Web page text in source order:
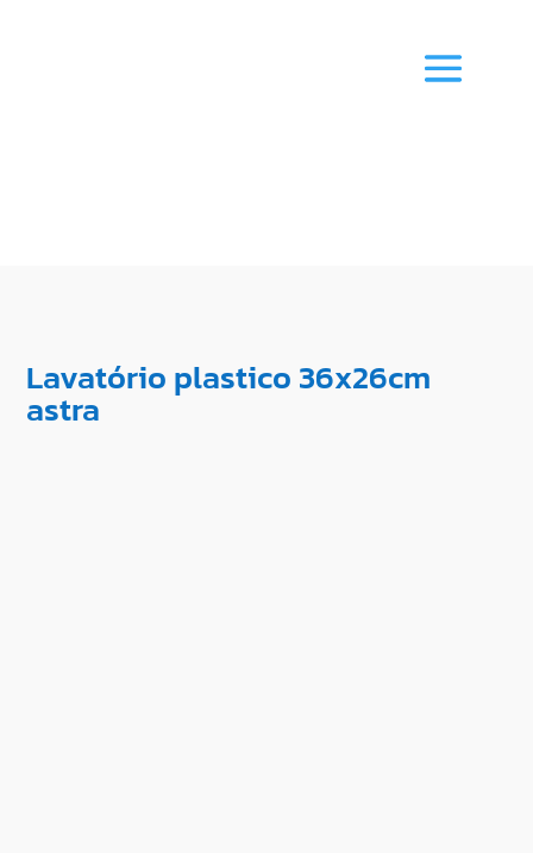
Lavatório plastico 36x26cm
astra